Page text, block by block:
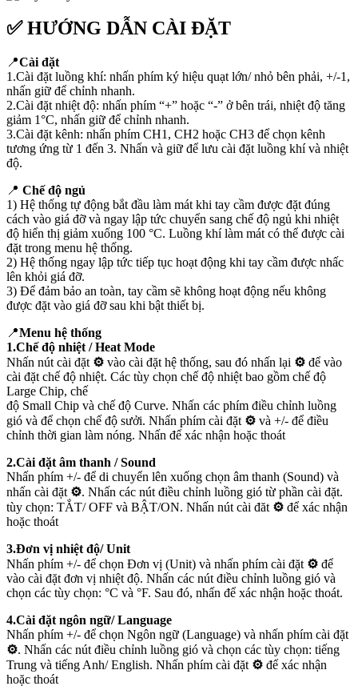
✅ HƯỚNG DẪN CÀI ĐẶT
📍Cài đặt
1.Cài đặt luồng khí: nhấn phím ký hiệu quạt lớn/ nhỏ bên phải, +/-1,
nhấn giữ để chỉnh nhanh.
2.Cài đặt nhiệt độ: nhấn phím “+” hoặc “-” ở bên trái, nhiệt độ tăng
giảm 1°C, nhấn giữ để chỉnh nhanh.
3.Cài đặt kênh: nhấn phím CH1, CH2 hoặc CH3 để chọn kênh
tương ứng từ 1 đến 3. Nhấn và giữ để lưu cài đặt luồng khí và nhiệt
độ.
📍 Chế độ ngủ
1) Hệ thống tự động bắt đầu làm mát khi tay cầm được đặt đúng
cách vào giá đỡ và ngay lập tức chuyển sang chế độ ngủ khi nhiệt
độ hiển thị giảm xuống 100 °C. Luồng khí làm mát có thể được cài
đặt trong menu hệ thống.
2) Hệ thống ngay lập tức tiếp tục hoạt động khi tay cầm được nhấc
lên khỏi giá đỡ.
3) Để đảm bảo an toàn, tay cầm sẽ không hoạt động nếu không
được đặt vào giá đỡ sau khi bật thiết bị.
📍Menu hệ thống
1.Chế độ nhiệt / Heat Mode
Nhấn nút cài đặt ⚙ vào cài đặt hệ thống, sau đó nhấn lại ⚙ để vào
cài đặt chế độ nhiệt. Các tùy chọn chế độ nhiệt bao gồm chế độ
Large Chip, chế
độ Small Chip và chế độ Curve. Nhấn các phím điều chỉnh luồng
gió và để chọn chế độ sưởi. Nhấn phím cài đặt ⚙ và +/- để điều
chỉnh thời gian làm nóng. Nhấn để xác nhận hoặc thoát
2.Cài đặt âm thanh / Sound
Nhấn phím +/- để di chuyển lên xuống chọn âm thanh (Sound) và
nhấn cài đặt ⚙. Nhấn các nút điều chỉnh luồng gió từ phần cài đặt.
tùy chọn: TẮT/ OFF và BẬT/ON. Nhấn nút cài đăt ⚙ để xác nhận
hoặc thoát
3.Đơn vị nhiệt độ/ Unit
Nhấn phím +/- để chọn Đơn vị (Unit) và nhấn phím cài đặt ⚙ để
vào cài đặt đơn vị nhiệt độ. Nhấn các nút điều chỉnh luồng gió và
chọn các tùy chọn: °C và °F. Sau đó, nhấn để xác nhận hoặc thoát.
4.Cài đặt ngôn ngữ/ Language
Nhấn phím +/- để chọn Ngôn ngữ (Language) và nhấn phím cài đặt
⚙. Nhấn các nút điều chỉnh luồng gió và chọn các tùy chọn: tiếng
Trung và tiếng Anh/ English. Nhấn phím cài đặt ⚙ để xác nhận
hoặc thoát